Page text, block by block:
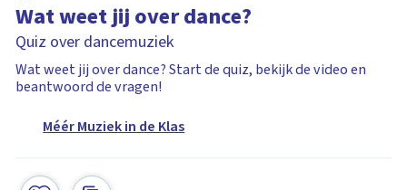
Wat weet jij over dance?
Quiz over dancemuziek
Wat weet jij over dance? Start de quiz, bekijk de video en
beantwoord de vragen!
Méér Muziek in de Klas